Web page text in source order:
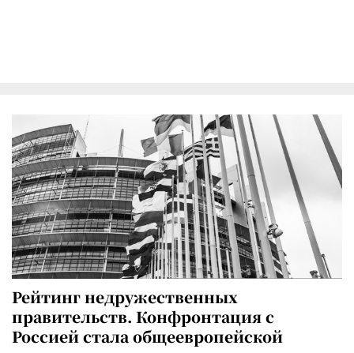
Рейтинг недружественных
правительств. Конфронтация с
Россией стала общеевропейской